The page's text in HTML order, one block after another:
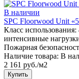
В наличии
SPC Floorwood Unit
Класс использования:
интенсивные
Пожарная
Наличие товара: В
2 161 руб./м2
Купить